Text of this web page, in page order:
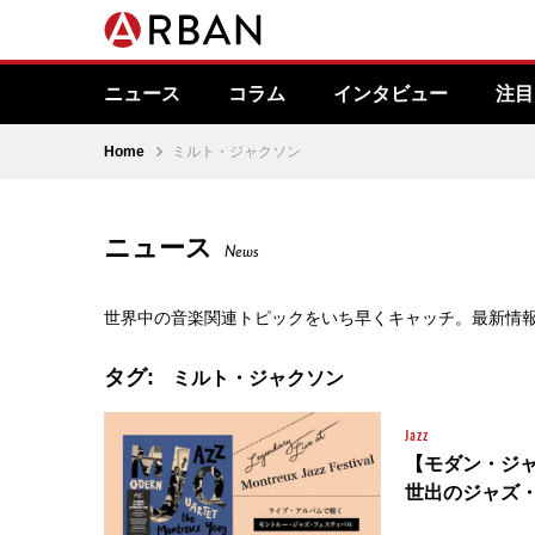
ニュース コラム インタビュー 注
Home ミルト・ジャクソン
ニュース News
世界中の音楽関連トピックをいち早くキャッチ。最新情
タグ: ミルト・ジャクソン
Jazz
【モダン・ジ
世出のジャズ